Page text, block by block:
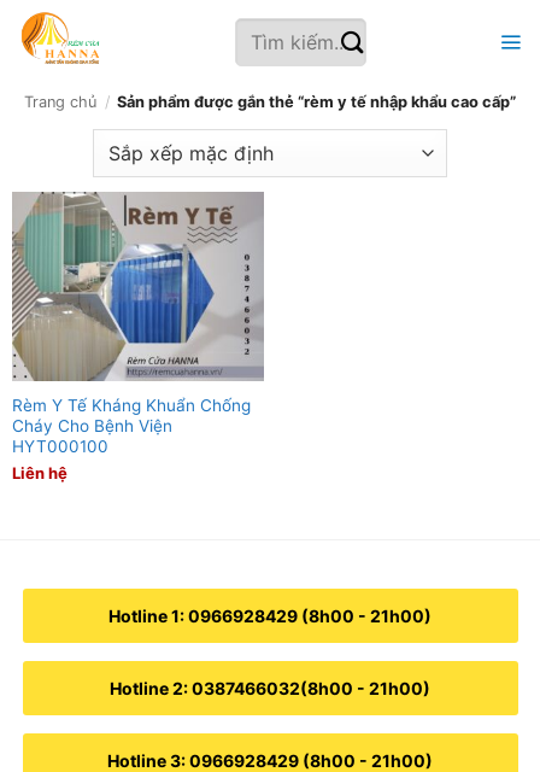
qua
dung
Tìm
kiếm:
Trang chủ / Sản phẩm được gắn thẻ “rèm y tế nhập khẩu cao cấp”
Rèm Y Tế Kháng Khuẩn Chống
Cháy Cho Bệnh Viện
HYT000100
Liên hệ
Hotline 1: 0966928429 (8h00 - 21h00)
Hotline 2: 0387466032(8h00 - 21h00)
Hotline 3: 0966928429 (8h00 - 21h00)